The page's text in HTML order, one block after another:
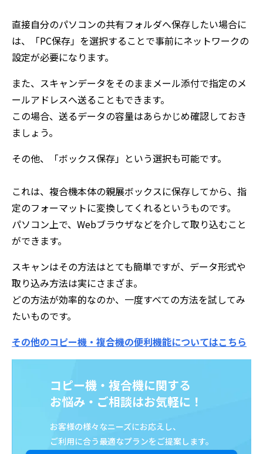
直接自分のパソコンの共有フォルダへ保存したい場合に
は、「PC保存」を選択することで事前にネットワークの
設定が必要になります。
また、スキャンデータをそのままメール添付で指定のメ
ールアドレスへ送ることもできます。
この場合、送るデータの容量はあらかじめ確認しておき
ましょう。
その他、「ボックス保存」という選択も可能です。
これは、複合機本体の親展ボックスに保存してから、指
定のフォーマットに変換してくれるというものです。
パソコン上で、Webブラウザなどを介して取り込むこと
ができます。
スキャンはその方法はとても簡単ですが、データ形式や
取り込み方法は実にさまざま。
どの方法が効率的なのか、一度すべての方法を試してみ
たいものです。
その他のコピー機・複合機の便利機能についてはこちら
コピー機・複合機に関する
お悩み・ご相談はお気軽に！
お客様の様々なニーズにお応えし、
ご利用に合う最適なプランをご提案します。